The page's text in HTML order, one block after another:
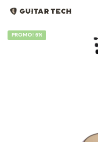
PROMO! 5%